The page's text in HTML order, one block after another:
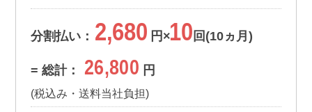
分割払い： 2,680 円×10 回(10ヵ月)
= 総計： 26,800 円
(税込み・送料当社負担)